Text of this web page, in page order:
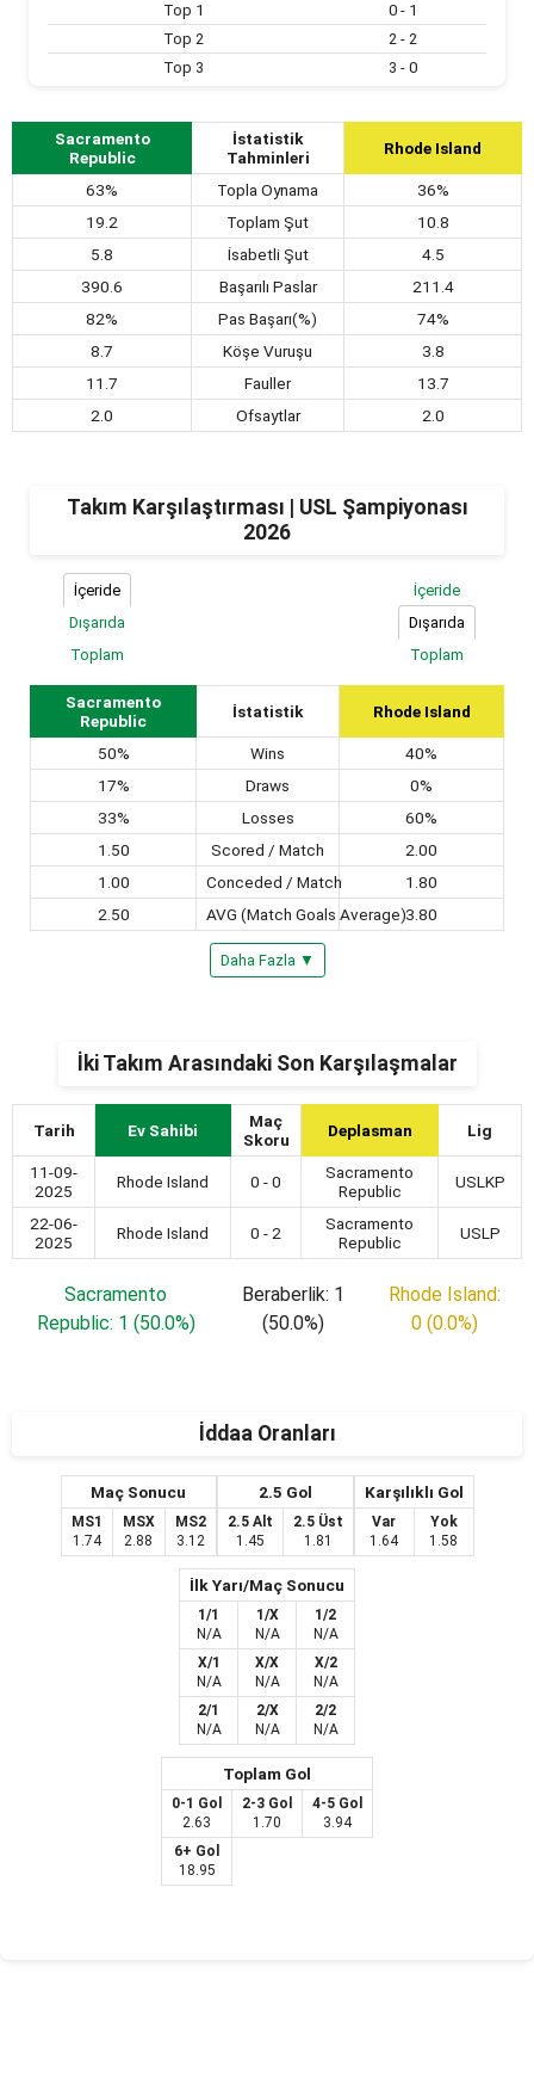
Top 1
0 - 1
Top 2
2 - 2
Top 3
3 - 0
Sacramento
Republic
İstatistik
Tahminleri
Rhode Island
63% Topla Oynama
36%
19.2
Toplam Şut
10.8
5.8
İsabetli Şut
4.5
390.6
Başarılı Paslar
211.4
82%
Pas Başarı(%)
74%
8.7
Köşe Vuruşu
3.8
11.7
Fauller
13.7
2.0
Ofsaytlar 2.0
Takım Karşılaştırması | USL Şampiyonası
2026
İçeride
Dışarıda
Toplam
İçeride
Dışarıda
Toplam
Sacramento
Republic
İstatistik Rhode Island
50% Wins
40%
17%
Draws
0%
33%
Losses
60%
1.50
Scored / Match
2.00
1.00
Conceded / Match
1.80
2.50
AVG (Match Goals Average)3.80
Daha Fazla ▼
İki Takım Arasındaki Son Karşılaşmalar
Tarih Ev Sahibi
Maç
Skoru
Deplasman Lig
11-09-
2025
Rhode Island 0 - 0
Sacramento
Republic
USLKP
22-06-
2025
Rhode Island 0 - 2
Sacramento
Republic
USLP
Sacramento
Republic: 1 (50.0%)
Beraberlik: 1
(50.0%)
Rhode Island:
0 (0.0%)
İddaa Oranları
Maç Sonucu
MS1
1.74
MSX
2.88
MS2
3.12
2.5 Gol
2.5 Alt
1.45
2.5 Üst
1.81
Karşılıklı Gol
Var
1.64
Yok
1.58
İlk Yarı/Maç Sonucu
1/1
N/A
1/X
N/A
1/2
N/A
X/1
N/A
X/X
N/A
X/2
N/A
2/1
N/A
2/X
N/A
2/2
N/A
Toplam Gol
0-1 Gol
2.63
2-3 Gol
1.70
4-5 Gol
3.94
6+ Gol
18.95